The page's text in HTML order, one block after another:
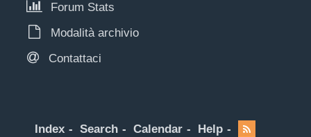
Forum Stats
Modalità archivio
Contattaci
Index Search Calendar Help